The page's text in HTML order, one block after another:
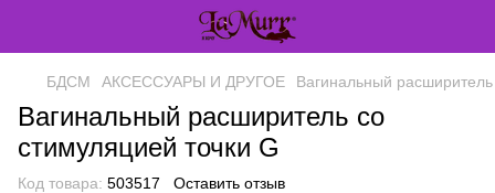
БДСМ АКСЕССУАРЫ И ДРУГОЕ Вагинальный
Вагинальный расширитель со
стимуляцией точки G
Код товара: 503517 Оставить отзыв